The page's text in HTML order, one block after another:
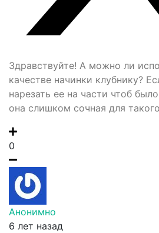
Здравствуйте! А можно ли
качестве начинки клубнику?
нарезать ее на части чтоб
она слишком сочная для
0
Анонимно
6 лет назад